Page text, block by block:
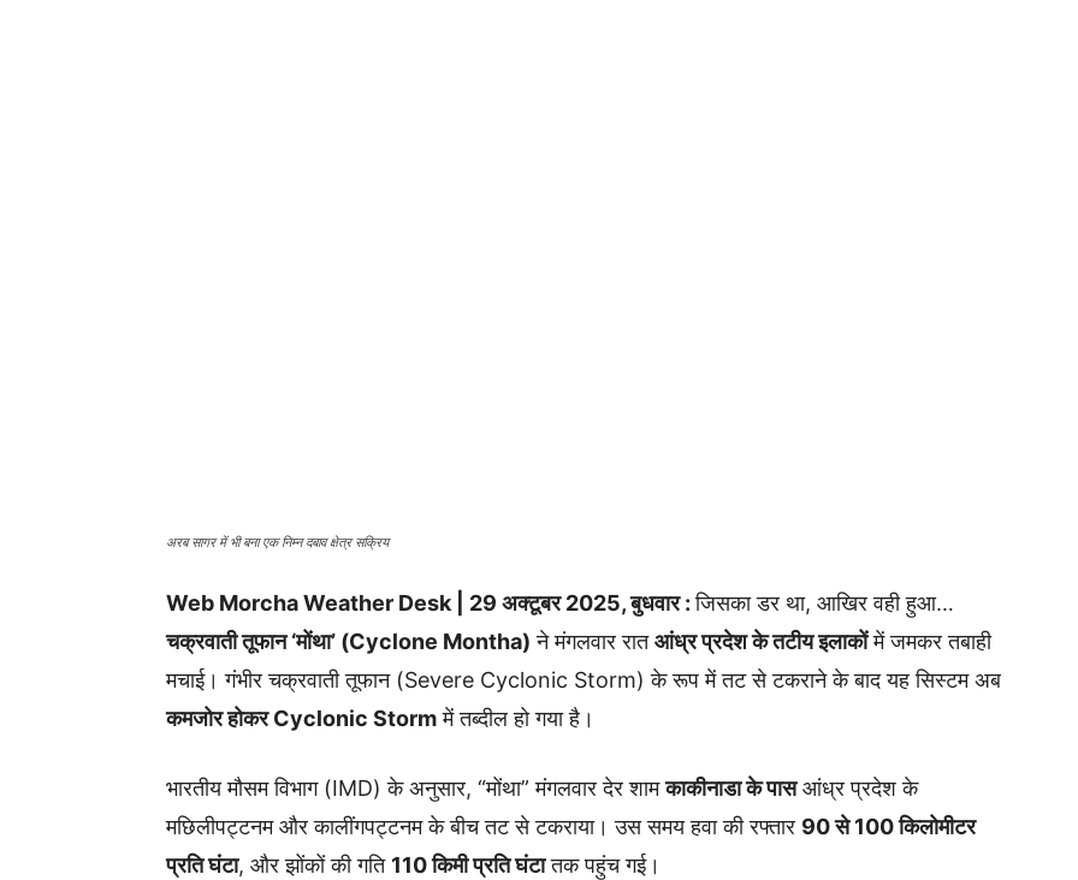
अरब सागर में भी बना एक निम्न दबाव क्षेत्र सक्रिय
Web Morcha Weather Desk | 29 अक्टूबर 2025, बुधवार :जिसका डर था, आखिर वही हुआ…
चक्रवाती तूफान ‘मोंथा’ (Cyclone Montha) ने मंगलवार रातआंध्र प्रदेश के तटीय इलाकोंमें जमकर तबाही
मचाई। गंभीर चक्रवाती तूफान (Severe Cyclonic Storm) के रूप में तट से टकराने के बाद यह सिस्टम अब
कमजोर होकर Cyclonic Stormमें तब्दील हो गया है।
भारतीय मौसम विभाग (IMD) के अनुसार, “मोंथा” मंगलवार देर शामकाकीनाडा के पासआंध्र प्रदेश के
मछिलीपट्टनम और कालींगपट्टनम के बीच तट से टकराया। उस समय हवा की रफ्तार 90 से 100 किलोमीटर
प्रति घंटा, और झोंकों की गति 110 किमी प्रति घंटातक पहुंच गई।